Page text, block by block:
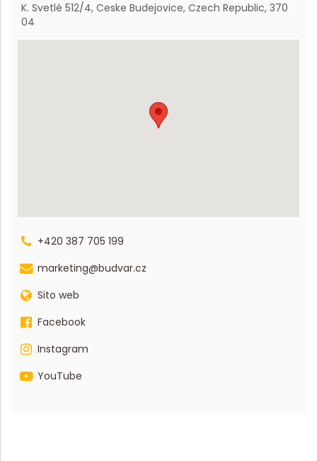
K. Svetlé 512/4, Ceske Budejovice, Czech Republic, 370
04
+420 387 705 199
marketing@budvar.cz
Sito web
Facebook
Instagram
YouTube